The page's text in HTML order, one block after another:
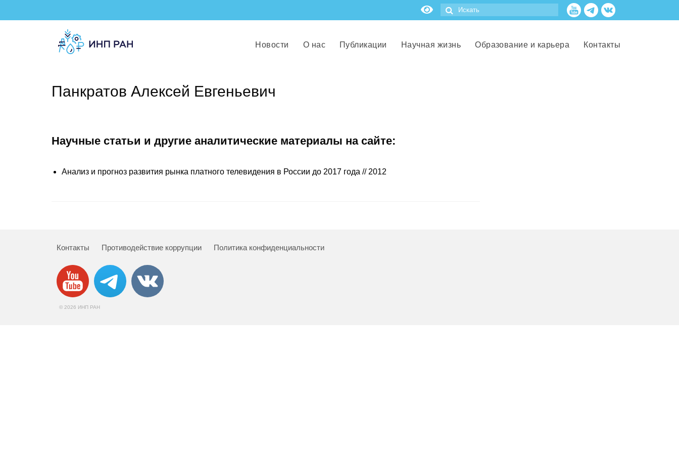
Новости О нас Публикации Научная жизнь Образование и карьера Контакты
Панкратов Алексей Евгеньевич
Научные статьи и другие аналитические материалы на сайте:
Анализ и прогноз развития рынка платного телевидения в России до 2017 года // 2012
Контакты Противодействие коррупции Политика конфиденциальности
© 2026 ИНП РАН